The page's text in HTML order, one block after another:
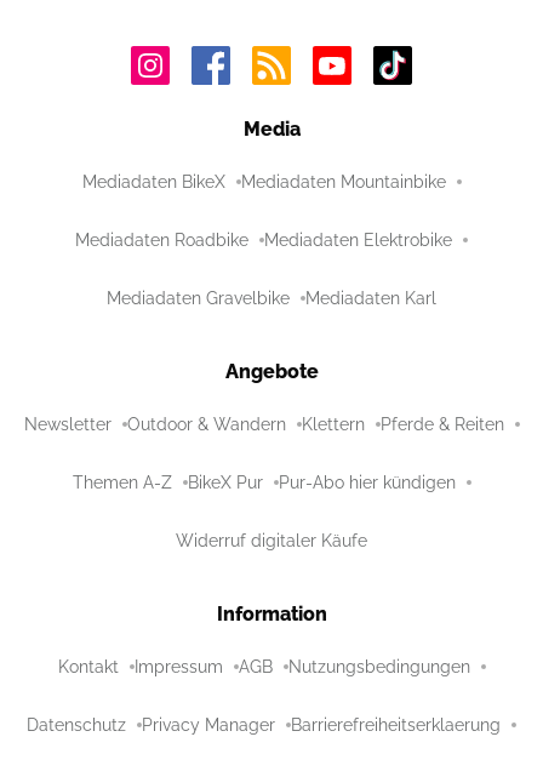
Media
Mediadaten BikeX Mediadaten Mountainbike
Mediadaten Roadbike Mediadaten Elektrobike
Mediadaten Gravelbike Mediadaten Karl
Angebote
Newsletter Outdoor & Wandern Klettern Pferde & Reiten
Themen A-Z BikeX Pur Pur-Abo hier kündigen
Widerruf digitaler Käufe
Information
Kontakt Impressum AGB Nutzungsbedingungen
Datenschutz Privacy Manager Barrierefreiheitserklaerung